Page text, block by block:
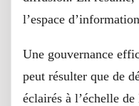
l’espace
Une gouvernance
peut résulter que de
éclairés à l’échelle